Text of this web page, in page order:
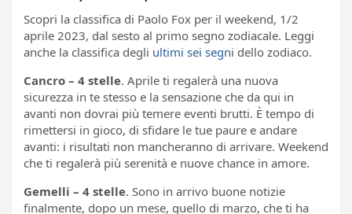
Scopri la classifica di Paolo Fox per il weekend, 1/2
aprile 2023, dal sesto al primo segno zodiacale. Leggi
anche la classifica degli ultimi sei segni dello zodiaco.
Cancro – 4 stelle. Aprile ti regalerà una nuova
sicurezza in te stesso e la sensazione che da qui in
avanti non dovrai più temere eventi brutti. È tempo di
rimettersi in gioco, di sfidare le tue paure e andare
avanti: i risultati non mancheranno di arrivare. Weekend
che ti regalerà più serenità e nuove chance in amore.
Gemelli – 4 stelle. Sono in arrivo buone notizie
finalmente, dopo un mese, quello di marzo, che ti ha